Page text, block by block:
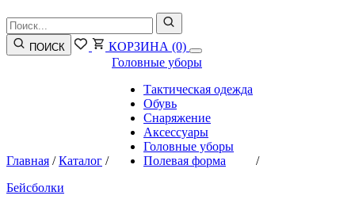
ПОИСК КОРЗИНА (0)
Главная /Каталог /
Головные уборы
Тактическая одежда
Обувь
Снаряжение
Аксессуары
Головные уборы
Полевая форма
/
Бейсболки